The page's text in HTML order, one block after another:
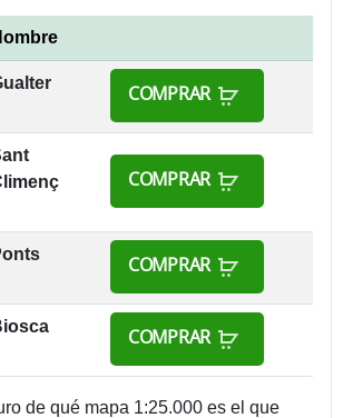
COMPRAR
COMPRAR
COMPRAR
COMPRAR
de qué mapa 1:25.000 es el que